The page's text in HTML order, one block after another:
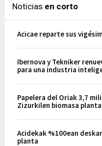
Noticias en corto
Acicae reparte sus
Ibernova y Tekniker
para una industria
Papelera del Oriak 3,7
Zizurkilen biomasa
Acidekak %100ean
planta